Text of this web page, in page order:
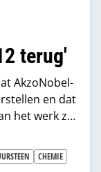
terug'
AkzoNobel-
en dat
het werk zal
CHEMIE